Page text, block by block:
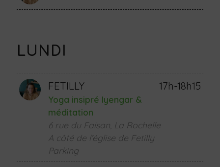
LUNDI
FETILLY 17h-18h15
Yoga insipré Iyengar &
méditation
6 rue du Faisan, La Rochelle
A côté de l’église de Fetilly
Parking